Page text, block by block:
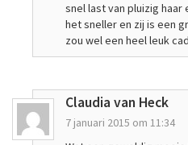
snel last van pluizig haar
het sneller en zij is een
zou wel een heel leuk
Claudia van Heck
7 januari 2015 om 11:34